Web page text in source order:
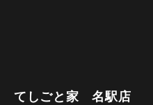
てしごと家 名駅店